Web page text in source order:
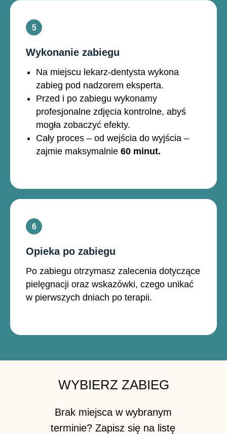
Wykonanie zabiegu
Na miejscu lekarz-dentysta wykona
zabieg pod nadzorem eksperta.
Przed i po zabiegu wykonamy
profesjonalne zdjęcia kontrolne, abyś
mogła zobaczyć efekty.
Cały proces – od wejścia do wyjścia –
zajmie maksymalnie 60 minut.
Opieka po zabiegu
Po zabiegu otrzymasz zalecenia dotyczące
pielęgnacji oraz wskazówki, czego unikać
w pierwszych dniach po terapii.
WYBIERZ ZABIEG
Brak miejsca w wybranym
terminie? Zapisz się na listę